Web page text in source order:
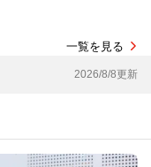
一覧を見る
2026/8/8更新